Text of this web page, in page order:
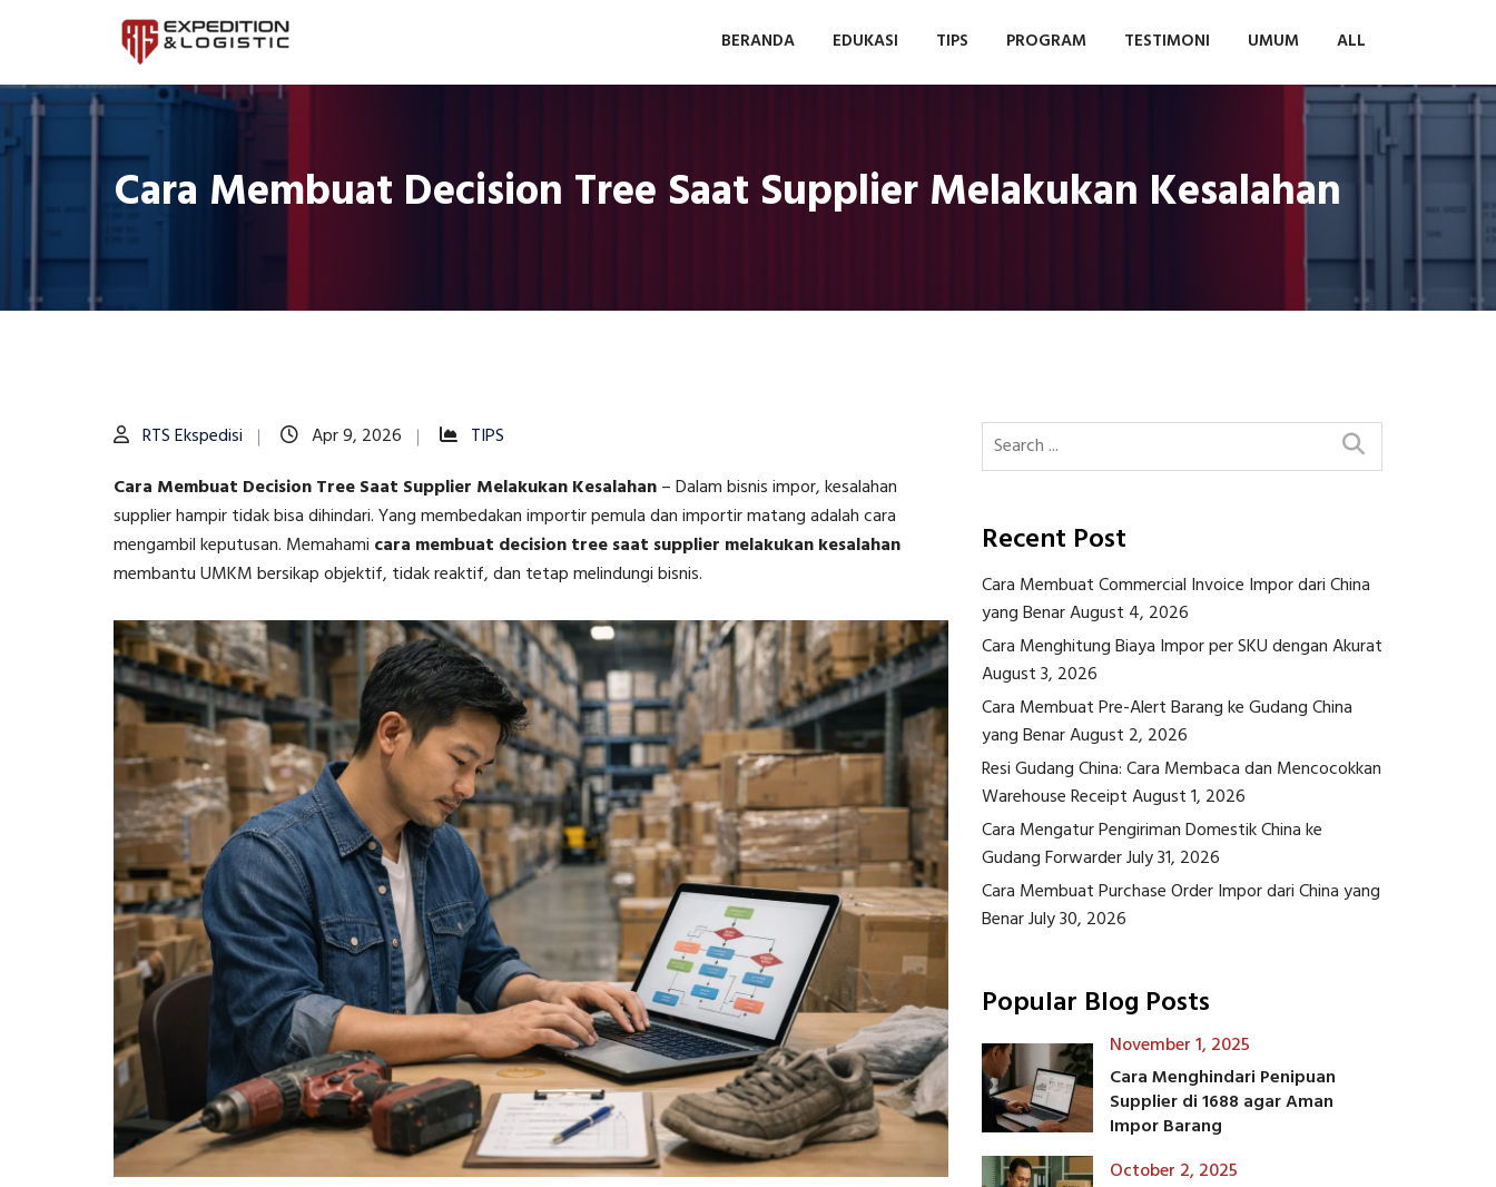
BERANDA EDUKASI TIPS PROGRAM TESTIMONI UMUM ALL
Cara Membuat Decision Tree Saat Supplier Melakukan Kesalahan
RTS Ekspedisi Apr 9, 2026
TIPS
Cara Membuat Decision Tree Saat Supplier Melakukan Kesalahan–Dalam bisnis impor, kesalahan
supplier hampir tidak bisa dihindari. Yang membedakan importir pemula dan importir matang adalah cara
mengambil keputusan. Memahami cara membuat decision tree saat supplier melakukan kesalahan
membantu UMKM bersikap objektif, tidak reaktif, dan tetap melindungi bisnis.
Recent Post
Cara Membuat Commercial Invoice Impor dari China
yang BenarAugust 4, 2026
Cara Menghitung Biaya Impor per SKU dengan Akurat
August 3, 2026
Cara Membuat Pre-Alert Barang ke Gudang China
yang BenarAugust 2, 2026
Resi Gudang China: Cara Membaca dan Mencocokkan
Warehouse ReceiptAugust 1, 2026
Cara Mengatur Pengiriman Domestik China ke
Gudang ForwarderJuly 31, 2026
Cara Membuat Purchase Order Impor dari China yang
BenarJuly 30, 2026
Popular Blog Posts
November 1, 2025
Cara Menghindari Penipuan
Supplier di 1688 agar Aman
Impor Barang
October 2, 2025